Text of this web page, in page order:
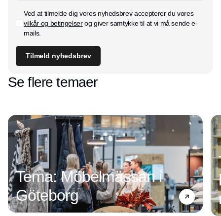
Ved at tilmelde dig vores nyhedsbrev accepterer du vores
vilkår og betingelserog giver samtykke til at vi må sende e-
mails.
Tilmeld nyhedsbrev
Se flere temaer
Tema: Möbelmässan i
Göteborg